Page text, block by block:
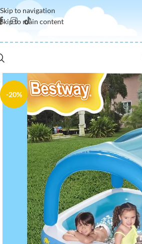
Skip to navigation
Skip to main content
-20%